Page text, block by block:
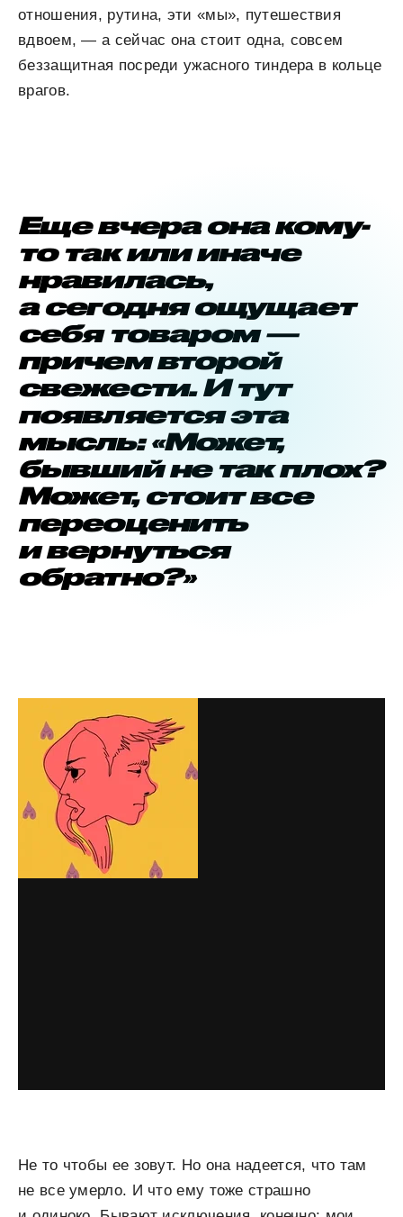
отношения, рутина, эти «мы», путешествия
вдвоем,— а сейчас она стоит одна, совсем
беззащитная посреди ужасного тиндера в кольце
врагов.
Еще вчера она кому-
то так или иначе
нравилась,
а сегодня ощущает
себя товаром —
причем второй
свежести. И тут
появляется эта
мысль: «Может,
бывший не так плох?
Может, стоит все
переоценить
и вернуться
обратно?»
Не то чтобы ее зовут. Но она надеется, что там
не все умерло. И что ему тоже страшно